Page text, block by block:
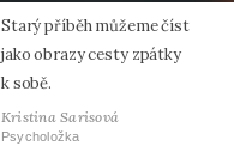
Starý příběh můžeme číst
jako obrazy cesty zpátky
k sobě.
Kristina Sarisová
Psycholožka